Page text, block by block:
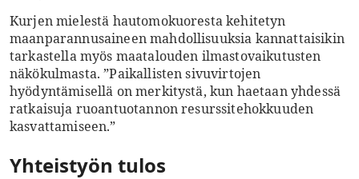
Kurjen mielestä hautomokuoresta kehitetyn
maanparannusaineen mahdollisuuksia kannattaisikin
tarkastella myös maatalouden ilmastovaikutusten
näkökulmasta. ”Paikallisten sivuvirtojen
hyödyntämisellä on merkitystä, kun haetaan yhdessä
ratkaisuja ruoantuotannon resurssitehokkuuden
kasvattamiseen.”
Yhteistyön tulos